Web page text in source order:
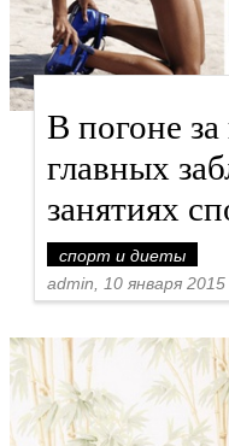
В погоне
главных
занятиях
спорт и диеты
admin, 10 января